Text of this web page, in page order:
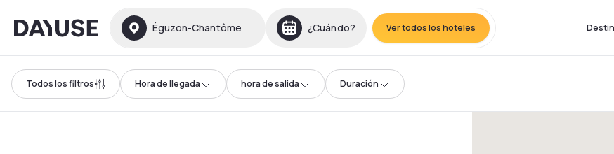
Dayuse Éguzon-Chantôme ¿Cuándo? Ver todos los hoteles
Todos los filtros Hora de llegada hora de salida Duración